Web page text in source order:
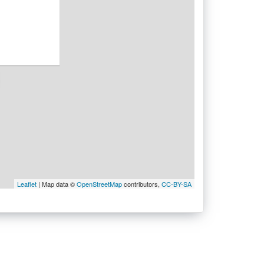
Leaflet | Map data ©OpenStreetMapcontributors, CC-BY-SA